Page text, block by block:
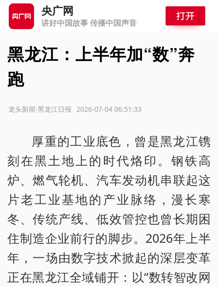
央广网
讲好中国故事 传播中国声音
黑龙江：上半年加“数”奔
跑
2026-07-04 06:51:33
龙头新闻·黑龙江日报
厚重的工业底色，曾是黑龙江镌
刻在黑土地上的时代烙印。钢铁高
炉、燃气轮机、汽车发动机串联起这
片老工业基地的产业脉络，漫长寒
冬、传统产线、低效管控也曾长期困
住制造企业前行的脚步。2026年上半
年，一场由数字技术掀起的深层变革
正在黑龙江全域铺开：以“数转智改网